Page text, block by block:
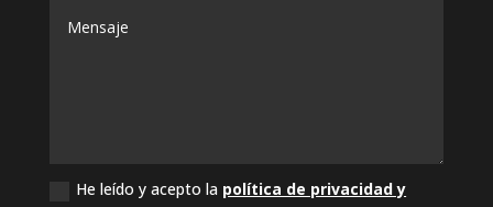
He leído y acepto la política de privacidad y